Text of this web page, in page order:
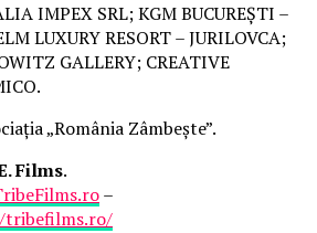
IMPEX SRL; KGM BUCUREȘTI –
LUXURY RESORT – JURILOVCA;
GALLERY; CREATIVE
„România Zâmbește”.
Films.
–
tribefilms.ro/